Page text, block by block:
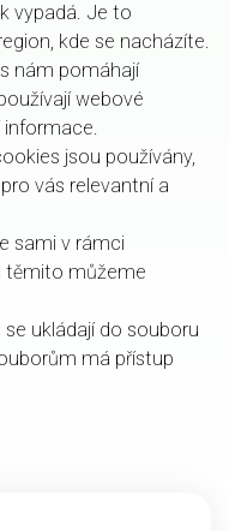
vypadá. Je to
kde se nacházíte.
nám pomáhají
webové
informace.
jsou používány,
vás relevantní a
sami v rámci
těmito můžeme
ukládají do souboru
má přístup